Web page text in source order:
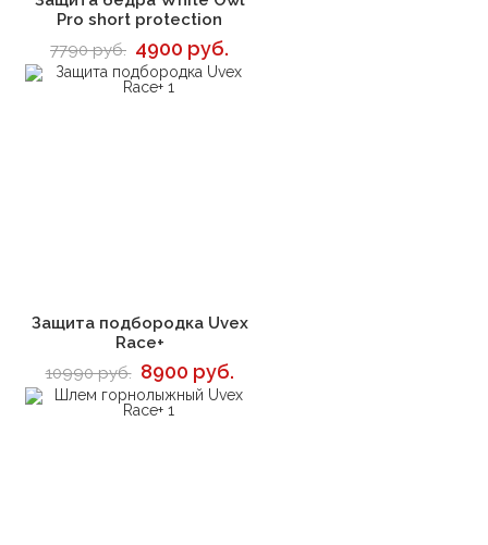
Pro short protection
7790 руб. 4900 руб.
В корзину
Защита подбородка Uvex
Race+
10990 руб. 8900 руб.